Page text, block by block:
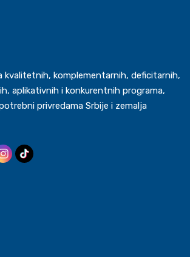
kvalitetnih, komplementarnih, deficitarnih,
aplikativnih i konkurentnih programa,
privredama Srbije i zemalja